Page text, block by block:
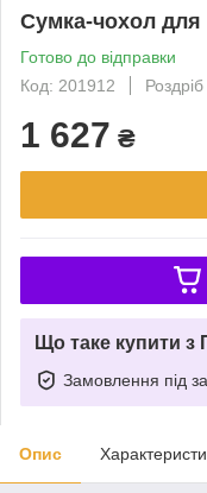
Сумка-чохол для
Готово до відправки
Код: 201912
Роздріб
1 627 ₴
Що таке купити з
Замовлення під
Опис